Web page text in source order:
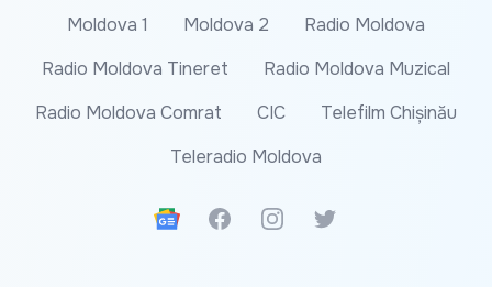
Moldova 1 Moldova 2
Radio Moldova
Radio Moldova Tineret
Radio Moldova Muzical
Radio Moldova Comrat
CIC
Telefilm Chișinău
Teleradio Moldova
Google News
FacebookInstagramTwitter